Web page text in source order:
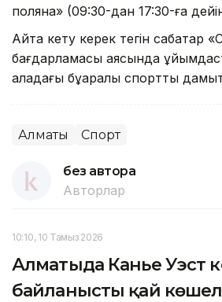
поляна» (09:30-дан 17:30-ға
Айта кету керек тегін сабақтар
бағдарламасы аясында
қаладағы бұқаралық спортты
Алматы Спорт
без автора
Авторлар
10:10, 10 Тамыз 2026
Алматыда Канье Уэст
байланысты қай